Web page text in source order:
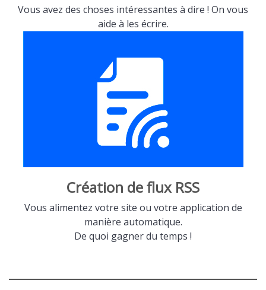
Vous avez des choses intéressantes à dire ! On vous
aide à les écrire.
Création de flux RSS
Vous alimentez votre site ou votre application de
manière automatique.
De quoi gagner du temps !